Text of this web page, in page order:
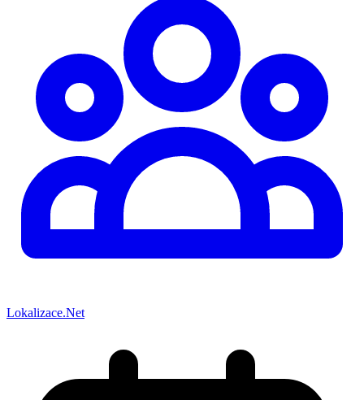
Lokalizace.Net